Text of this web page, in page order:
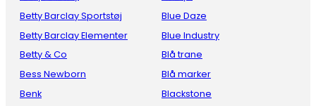
Betty Barclay Sportstøj
Betty Barclay Elementer
Betty & Co
Bess Newborn
Benk
Blue Daze
Blue Industry
Blå trane
Blå marker
Blackstone